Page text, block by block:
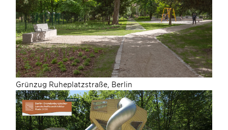
Grünzug Ruheplatzstraße, Berlin